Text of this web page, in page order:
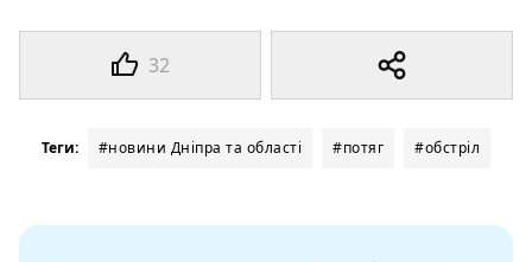
32
Теги: #новини Дніпра та області #потяг #обстріл